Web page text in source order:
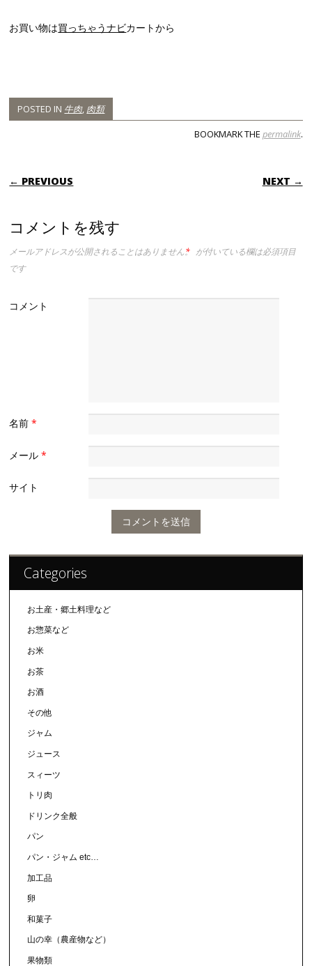
お買い物は買っちゃうナビカートから
POSTED IN 牛肉, 肉類
BOOKMARK THE permalink.
POST NAVIGATION
← PREVIOUS NEXT →
コメントを残す
メールアドレスが公開されることはありません。
* が付いている欄は必須項目
です
コメント
名前*
メール*
サイト
Categories
お土産・郷土料理など
お惣菜など
お米
お茶
お酒
その他
ジャム
ジュース
スィーツ
トリ肉
ドリンク全般
パン
パン・ジャム etc…
加工品
卵
和菓子
山の幸（農産物など）
果物類